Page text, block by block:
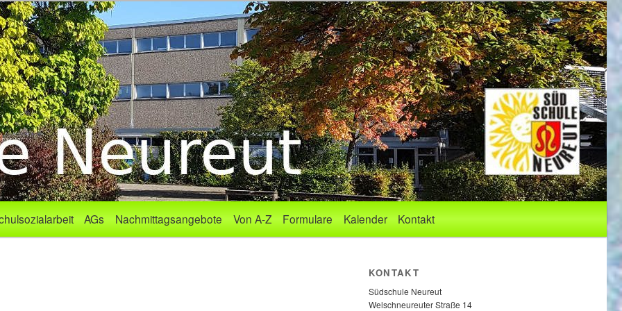
AGs Nachmittagsangebote Von A-Z Formulare Kalender Kontakt
KONTAKT
Südschule Neureut
Welschneureuter Straße 14